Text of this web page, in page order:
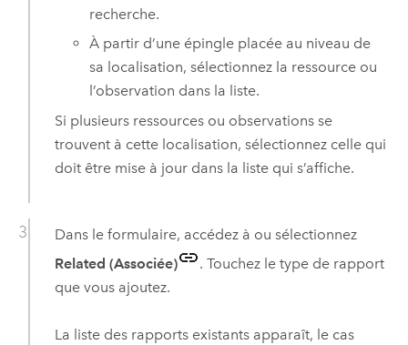
recherche.
À partir d’une épingle placée au niveau de
sa localisation, sélectionnez la ressource ou
l’observation dans la liste.
Si plusieurs ressources ou observations se
trouvent à cette localisation, sélectionnez celle qui
doit être mise à jour dans la liste qui s’affiche.
Dans le formulaire, accédez à ou sélectionnez
Related (Associée)
. Touchez le type de rapport
que vous ajoutez.
La liste des rapports existants apparaît, le cas